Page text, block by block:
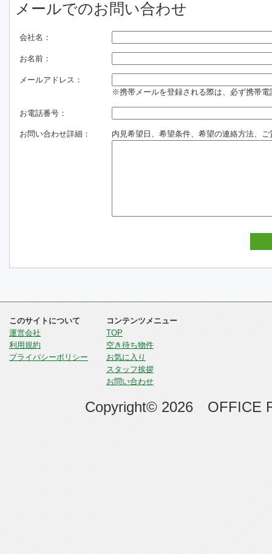
メールでのお問い合わせ
会社名：
お名前：
メールアドレス：
※携帯メールを登録される際は、必ず携帯
お電話番号：
お問い合わせ詳細： 内見希望日、希望条件、希望の連絡方法、ご
このサイトについて
運営会社
利用規約
プライバシーポリシー
コンテンツメニュー
TOP
空き待ち物件
お気に入り
スタッフ挨拶
お問い合わせ
Copyright© 2026 OFFICE